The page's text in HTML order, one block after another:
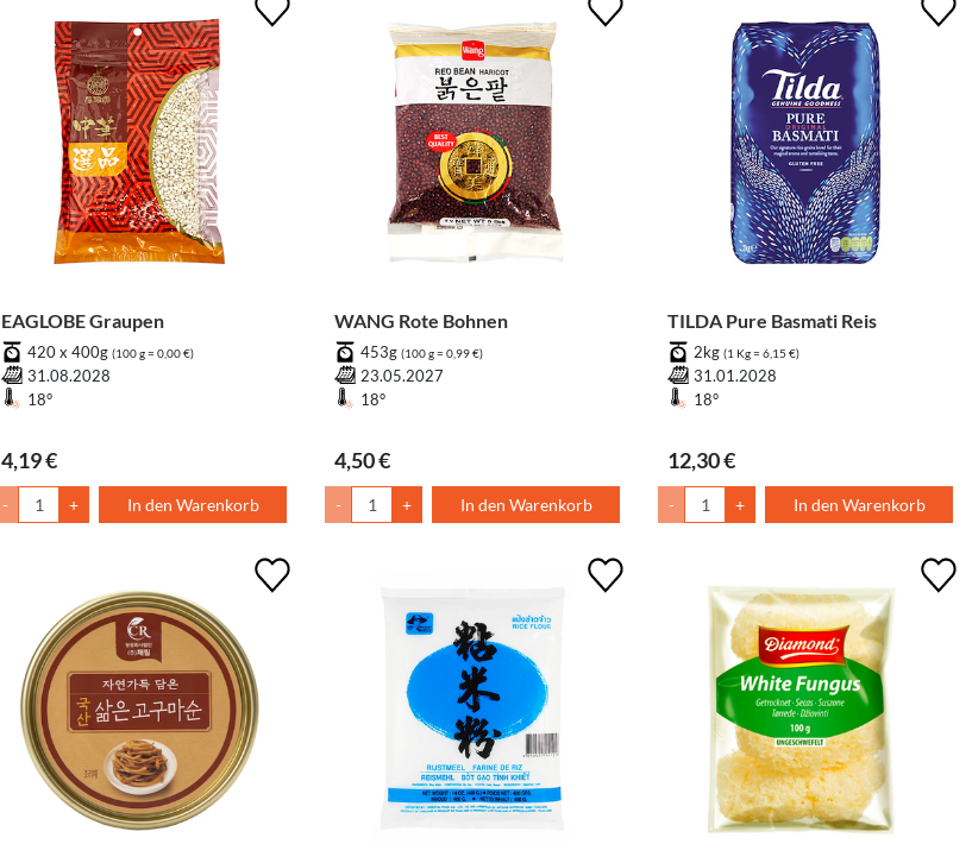
EAGLOBE Graupen
420 x 400g (100 g = 0,00 €)
31.08.2028
18°
4,19 €
- + In den Warenkorb
WANG Rote Bohnen
453g (100 g = 0,99 €)
23.05.2027
18°
4,50 €
- + In den Warenkorb
TILDA Pure Basmati Reis
2kg (1 Kg = 6,15 €)
31.01.2028
18°
12,30 €
- + In den Warenkorb